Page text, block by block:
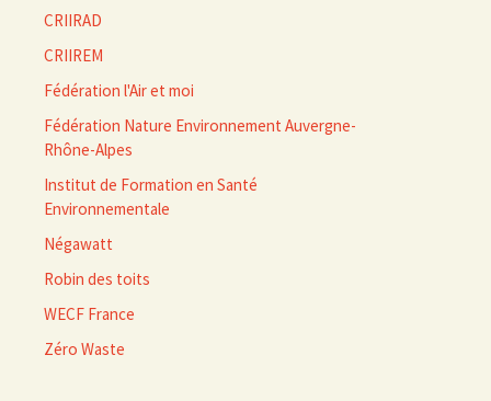
CRIIRAD
CRIIREM
Fédération l'Air et moi
Fédération Nature Environnement Auvergne-
Rhône-Alpes
Institut de Formation en Santé
Environnementale
Négawatt
Robin des toits
WECF France
Zéro Waste